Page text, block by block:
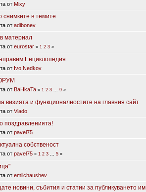
от Mixy
снимките в темите
от adibonev
материал
от eurostar « 1 2 3»
Енциклопедия
от Ivo Nedkov
от BaHkaTa « 1 2 3 9»
визията и функционалностите на главния сайт
от Vlado
поздравленията!
от pavel75
собственост
от pavel75 « 1 2 3 5»
от emilchaushev
новини, събития и статии за публикуването им